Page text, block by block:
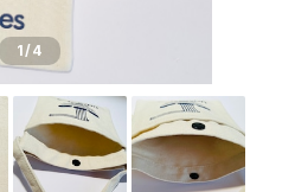
1/4